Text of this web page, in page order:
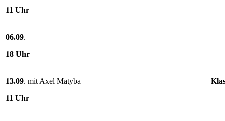
11 Uhr
06.09.
18 Uhr
13.09. mit Axel Matyba
11 Uhr